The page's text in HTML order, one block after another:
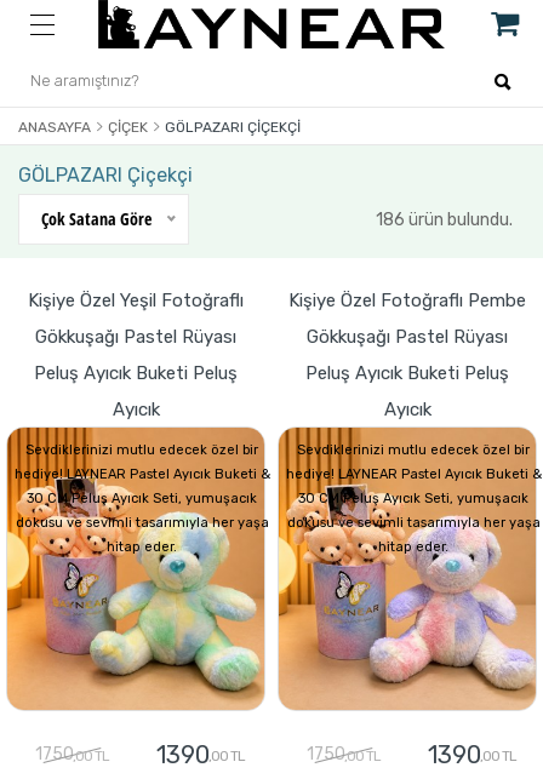
ANASAYFA ÇIÇEK GÖLPAZARI ÇIÇEKÇI
GÖLPAZARI Çiçekçi
Çok Satana Göre
186 ürün bulundu.
Kişiye Özel Yeşil Fotoğraflı
Gökkuşağı Pastel Rüyası
Peluş Ayıcık Buketi Peluş
Ayıcık
Sevdiklerinizi mutlu edecek özel bir
hediye! LAYNEAR Pastel Ayıcık Buketi &
30 CM Peluş Ayıcık Seti, yumuşacık
dokusu ve sevimli tasarımıyla her yaşa
hitap eder.
1750,00 TL 1390,00 TL
Kişiye Özel Fotoğraflı Pembe
Gökkuşağı Pastel Rüyası
Peluş Ayıcık Buketi Peluş
Ayıcık
Sevdiklerinizi mutlu edecek özel bir
hediye! LAYNEAR Pastel Ayıcık Buketi &
30 CM Peluş Ayıcık Seti, yumuşacık
dokusu ve sevimli tasarımıyla her yaşa
hitap eder.
1750,00 TL 1390,00 TL